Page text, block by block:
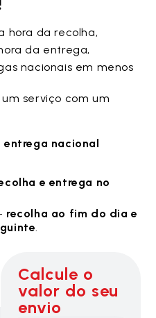
hora da recolha,
da entrega,
nacionais em menos
serviço com um
entrega nacional
e entrega no
recolha ao fim do dia e
.
Calcule o
valor do seu
envio